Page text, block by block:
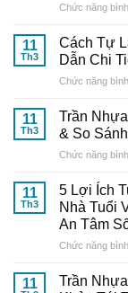
Chức năng
11
Th3
Cách Tự
Dẫn Chi
Chức năng
11
Th3
Trần
& So
Chức năng
11
Th3
5 Lợi Ích
Nhà Tuổi
An Tâm
Chức năng
11
Trần